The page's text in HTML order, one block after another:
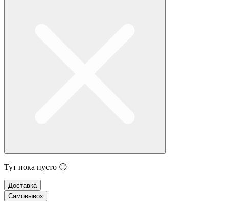
Тут пока пусто 😑
Доставка
Самовывоз